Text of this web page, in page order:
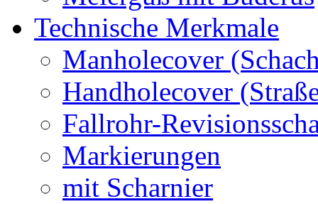
Technische Merkmale
Manholecover
Handholecover
Fallrohr-
Markierungen
mit Scharnier